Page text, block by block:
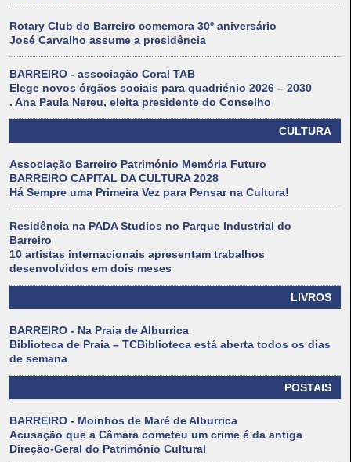
Rotary Club do Barreiro comemora 30º aniversário
José Carvalho assume a presidência
BARREIRO - associação Coral TAB
Elege novos órgãos sociais para quadriénio 2026 – 2030
. Ana Paula Nereu, eleita presidente do Conselho
CULTURA
Associação Barreiro Património Memória Futuro
BARREIRO CAPITAL DA CULTURA 2028
Há Sempre uma Primeira Vez para Pensar na Cultura!
Residência na PADA Studios no Parque Industrial do
Barreiro
10 artistas internacionais apresentam trabalhos
desenvolvidos em dois meses
LIVROS
BARREIRO - Na Praia de Alburrica
Biblioteca de Praia – TCBiblioteca está aberta todos os dias
de semana
POSTAIS
BARREIRO - Moinhos de Maré de Alburrica
Acusação que a Câmara cometeu um crime é da antiga
Direção-Geral do Património Cultural